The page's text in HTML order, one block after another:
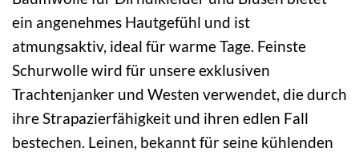
ein angenehmes Hautgefühl und ist
atmungsaktiv, ideal für warme Tage. Feinste
Schurwolle wird für unsere exklusiven
Trachtenjanker und Westen verwendet, die durch
ihre Strapazierfähigkeit und ihren edlen Fall
bestechen. Leinen, bekannt für seine kühlenden